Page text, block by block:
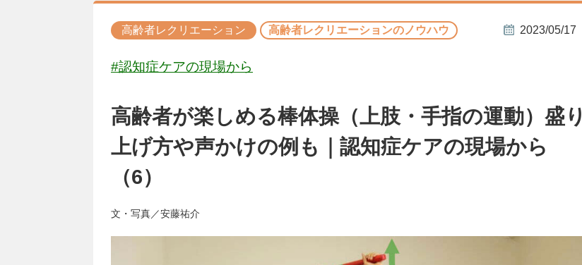
高齢者レクリエーション 高齢者レクリエーションのノウハウ 2023/05/17
#認知症ケアの現場から
高齢者が楽しめる棒体操（上肢・手指の運動）盛り
上げ方や声かけの例も｜認知症ケアの現場から
（6）
文・写真／安藤祐介